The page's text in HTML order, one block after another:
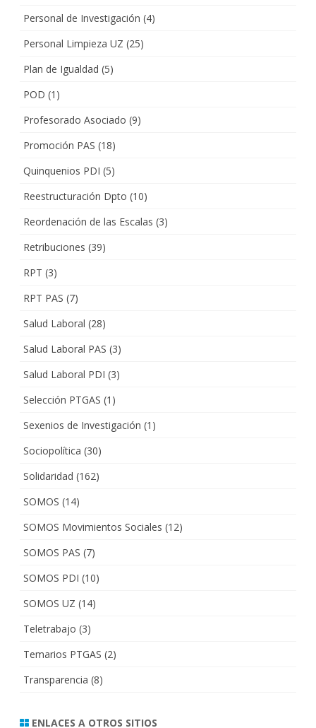
Personal de Investigación (4)
Personal Limpieza UZ (25)
Plan de Igualdad (5)
POD (1)
Profesorado Asociado (9)
Promoción PAS (18)
Quinquenios PDI (5)
Reestructuración Dpto (10)
Reordenación de las Escalas (3)
Retribuciones (39)
RPT (3)
RPT PAS (7)
Salud Laboral (28)
Salud Laboral PAS (3)
Salud Laboral PDI (3)
Selección PTGAS (1)
Sexenios de Investigación (1)
Sociopolítica (30)
Solidaridad (162)
SOMOS (14)
SOMOS Movimientos Sociales (12)
SOMOS PAS (7)
SOMOS PDI (10)
SOMOS UZ (14)
Teletrabajo (3)
Temarios PTGAS (2)
Transparencia (8)
ENLACES A OTROS SITIOS